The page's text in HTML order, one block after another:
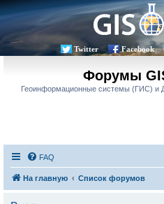
Twitter Facebook
Форумы
Геоинформационные системы (ГИС) и
FAQ
На главную Список форумов